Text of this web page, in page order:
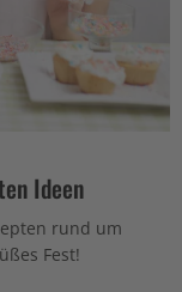
Ideen
rund um
Fest!